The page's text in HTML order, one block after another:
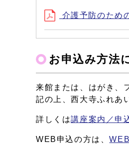
介護予防のため
お申込み方法
来館または、はがき、
記の上、西大寺ふれあ
詳しくは講座案内／申
WEB申込の方は、